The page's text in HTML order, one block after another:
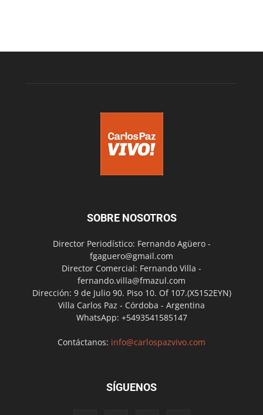
SOBRE NOSOTROS
Director Periodístico: Fernando Agüero -
fgaguero@gmail.com
Director Comercial: Fernando Villa -
fernando.villa@fmazul.com
Dirección: 9 de Julio 90. Piso 10. Of 107.(X5152EYN)
Villa Carlos Paz - Córdoba - Argentina
WhatsApp: +5493541585147
Contáctanos: info@carlospazvivo.com
SÍGUENOS